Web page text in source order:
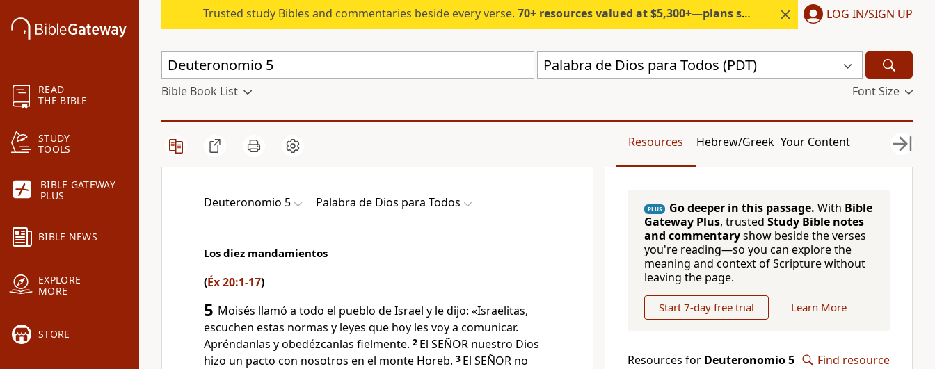
READ
THE BIBLE
STUDY
TOOLS
BIBLE GATEWAY
PLUS
BIBLE NEWS
EXPLORE
MORE
STORE
Trusted study Bibles and commentaries beside every verse. 70+ resources valued at $5,300+—plans start under $6/month. LOG IN/SIGN UP
Palabra de Dios para Todos (PDT)
Bible Book List Font Size
Resources Hebrew/Greek Your Content
Deuteronomio 5 Palabra de Dios para Todos
Los diez mandamientos
(Éx 20:1-17)
5 Moisés llamó a todo el pueblo de Israel y le dijo: «Israelitas,
escuchen estas normas y leyes que hoy les voy a comunicar.
Apréndanlas y obedézcanlas fielmente. 2 El SEÑOR nuestro Dios
hizo un pacto con nosotros en el monte Horeb. 3 El SEÑOR no
PLUS Go deeper in this passage. With Bible
Gateway Plus, trusted Study Bible notes
and commentaryshow beside the verses
you're reading—so you can explore the
meaning and context of Scripture without
leaving the page.
Start 7-day free trial Learn More
Resources for Deuteronomio 5 Find resource